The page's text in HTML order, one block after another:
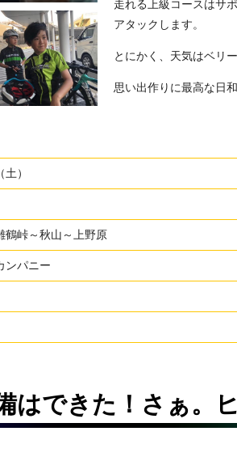
走れる上級コースはサ
アタックします。
とにかく、天気はベリ
思い出作りに最高な日
）
鶴峠～秋山～上野原
ンパニー
はできた！さぁ。